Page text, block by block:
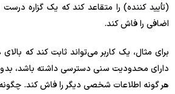
(تأیید کننده) را متقاعد کند که یک گزاره
اضافی را فاش کند.
دارای محدودیت سنی دسترسی داشته باشد،
هر گونه اطلاعات شخصی دیگر را فاش کند.